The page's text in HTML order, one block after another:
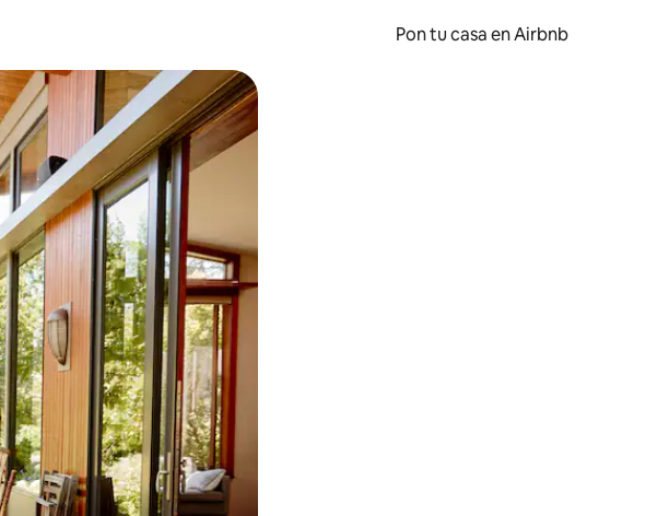
Pon tu casa en Airbnb
o explora con el tacto o desliza el dedo.